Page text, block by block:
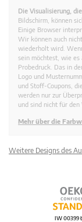
Die Visualisierung,
Bildschirm, können
Einige Browser
Wir können auch
wiederholt wird.
sein möchtest, wie
Probedruck. Das in
Logo und
und Stoff-Coupons,
werden nur zur
und sind nicht für
Mehr über die
Weitere Designs des
IW 00399